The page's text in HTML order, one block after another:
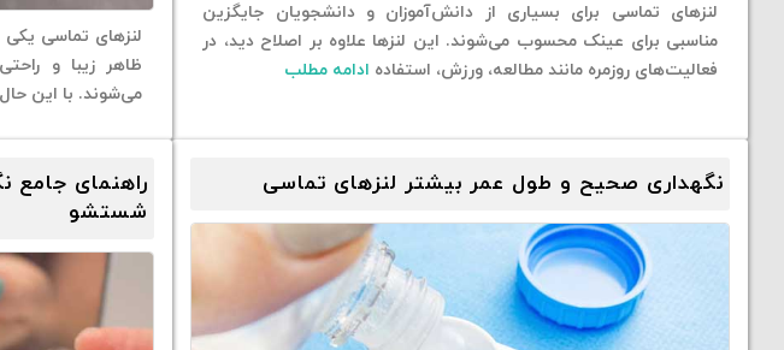
لنزهای تماسی برای بسیاری از دانش‌آموزان و دانشجویان جایگزین
مناسبی برای عینک محسوب می‌شوند. این لنزها علاوه بر اصلاح دید، در
فعالیت‌های روزمره مانند مطالعه، ورزش، استفاده ادامه مطلب
لنزهای تماسی
ظاهر زیبا و
می‌شوند. با این
نگهداری صحیح و طول عمر بیشتر لنزهای تماسی
راهنمای جامع
شستشو